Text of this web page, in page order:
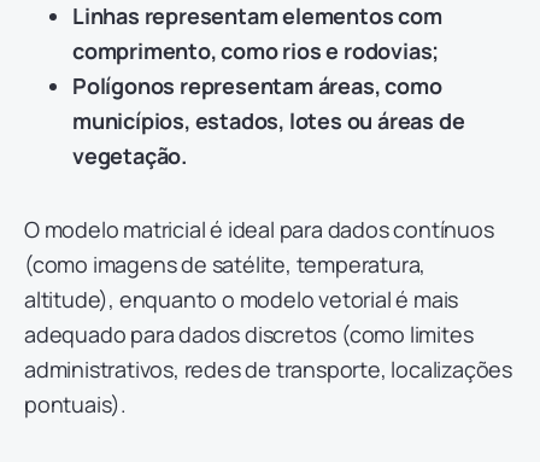
Linhas representam elementos com
comprimento, como rios e rodovias;
Polígonos representam áreas, como
municípios, estados, lotes ou áreas de
vegetação.
O modelo matricial é ideal para dados contínuos
(como imagens de satélite, temperatura,
altitude), enquanto o modelo vetorial é mais
adequado para dados discretos (como limites
administrativos, redes de transporte, localizações
pontuais).